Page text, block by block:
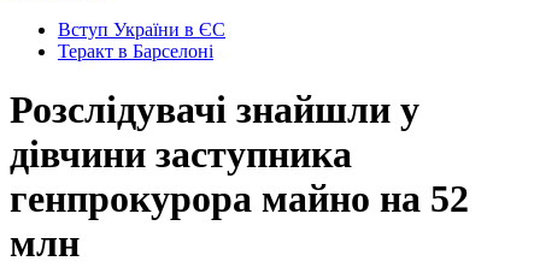
Вступ України в ЄС
Теракт в Барселоні
Розслідувачі знайшли у
дівчини заступника
генпрокурора майно на 52
млн